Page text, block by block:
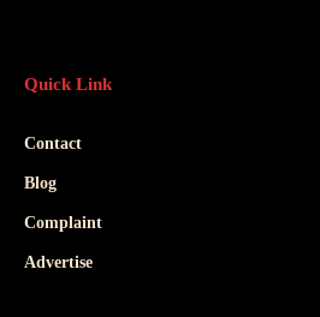
Quick Link
Contact
Blog
Complaint
Advertise